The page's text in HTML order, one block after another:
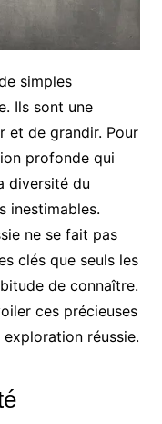
simples
Ils sont une
et de grandir. Pour
profonde qui
diversité du
inestimables.
ne se fait pas
clés que seuls les
de connaître.
ces précieuses
réussie.